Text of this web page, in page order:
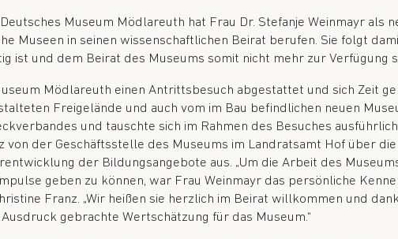
Museum Mödlareuth hat Frau Dr. Stefanje Weinmayr als
Museen in seinen wissenschaftlichen Beirat berufen. Sie folgt
ist und dem Beirat des Museums somit nicht mehr zur Verfügung
Mödlareuth einen Antrittsbesuch abgestattet und sich Zeit
Freigelände und auch vom im Bau befindlichen neuen
und tauschte sich im Rahmen des Besuches
von der Geschäftsstelle des Museums im Landratsamt Hof über
der Bildungsangebote aus. „Um die Arbeit des
geben zu können, war Frau Weinmayr das persönliche
Franz. „Wir heißen sie herzlich im Beirat willkommen und
gebrachte Wertschätzung für das Museum.“